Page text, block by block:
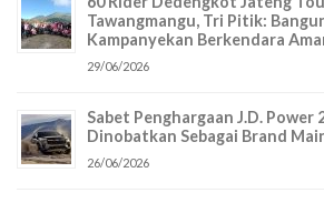
Tawangmangu, Tri Pitik:
Kampanyekan Berkendara
29/06/2026
Sabet Penghargaan J.D. Power
Dinobatkan Sebagai Brand
26/06/2026